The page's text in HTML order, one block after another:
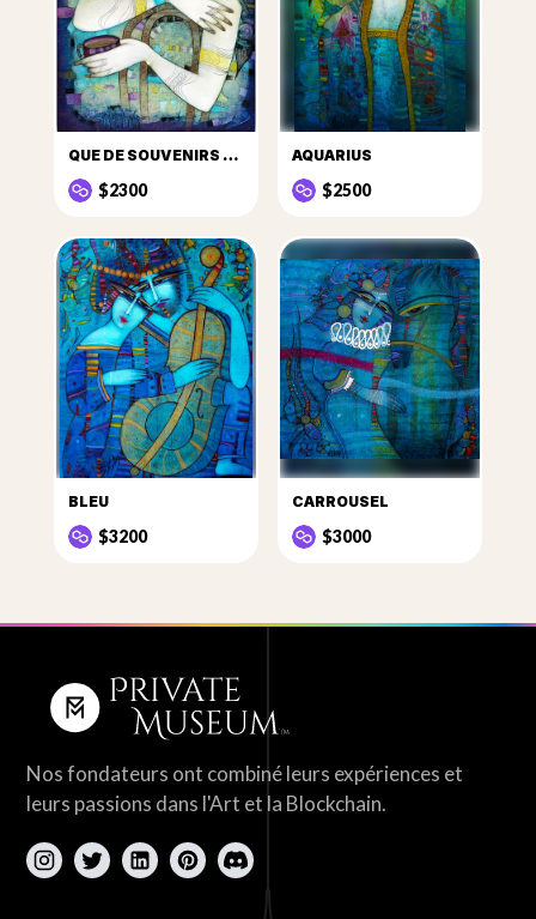
QUE DE SOUVENIRS DANS CETTE TASSE DE CAFÉ...
$2300
AQUARIUS
$2500
BLEU
$3200
CARROUSEL
$3000
Nos fondateurs ont combiné leurs expériences et
leurs passions dans l'Art et la Blockchain.